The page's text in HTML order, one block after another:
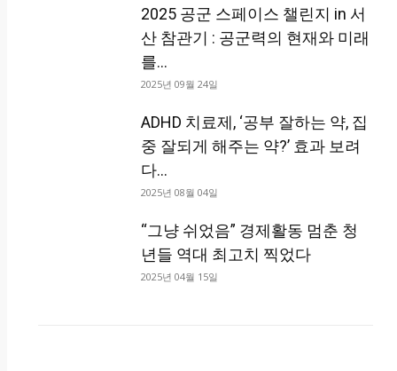
2025 공군 스페이스 챌린지 in 서
산 참관기 : 공군력의 현재와 미래
를...
2025년 09월 24일
ADHD 치료제, ‘공부 잘하는 약, 집
중 잘되게 해주는 약?’ 효과 보려
다...
2025년 08월 04일
“그냥 쉬었음” 경제활동 멈춘 청
년들 역대 최고치 찍었다
2025년 04월 15일